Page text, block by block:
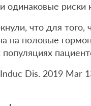
одинаковые риски
что для того,
на половые
Dis. 2019 Mar